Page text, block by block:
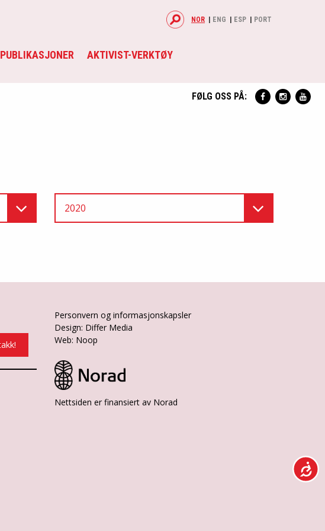
PUBLIKASJONER AKTIVIST-VERKTØY
NOR ENG ESP PORT
FØLG OSS PÅ:
2020
Personvern og informasjonskapsler
Design: Differ Media
Web: Noop
Nettsiden er finansiert av Norad